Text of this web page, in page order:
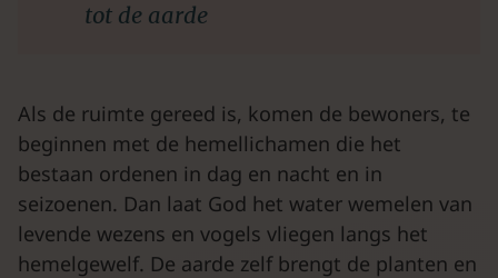
tot de aarde
Als de ruimte gereed is, komen de bewoners, te
beginnen met de hemellichamen die het
bestaan ordenen in dag en nacht en in
seizoenen. Dan laat God het water wemelen van
levende wezens en vogels vliegen langs het
hemelgewelf. De aarde zelf brengt de planten en